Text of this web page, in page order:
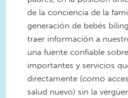
de la conciencia de la
generación de bebés
traer información a
una fuente confiable
importantes y servicios
directamente (como
salud nuevo) sin la